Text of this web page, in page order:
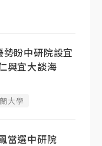
盼中研院設宜
與宜大談海
大學
當選中研院